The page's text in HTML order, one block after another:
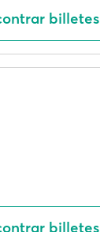
billetes
billetes